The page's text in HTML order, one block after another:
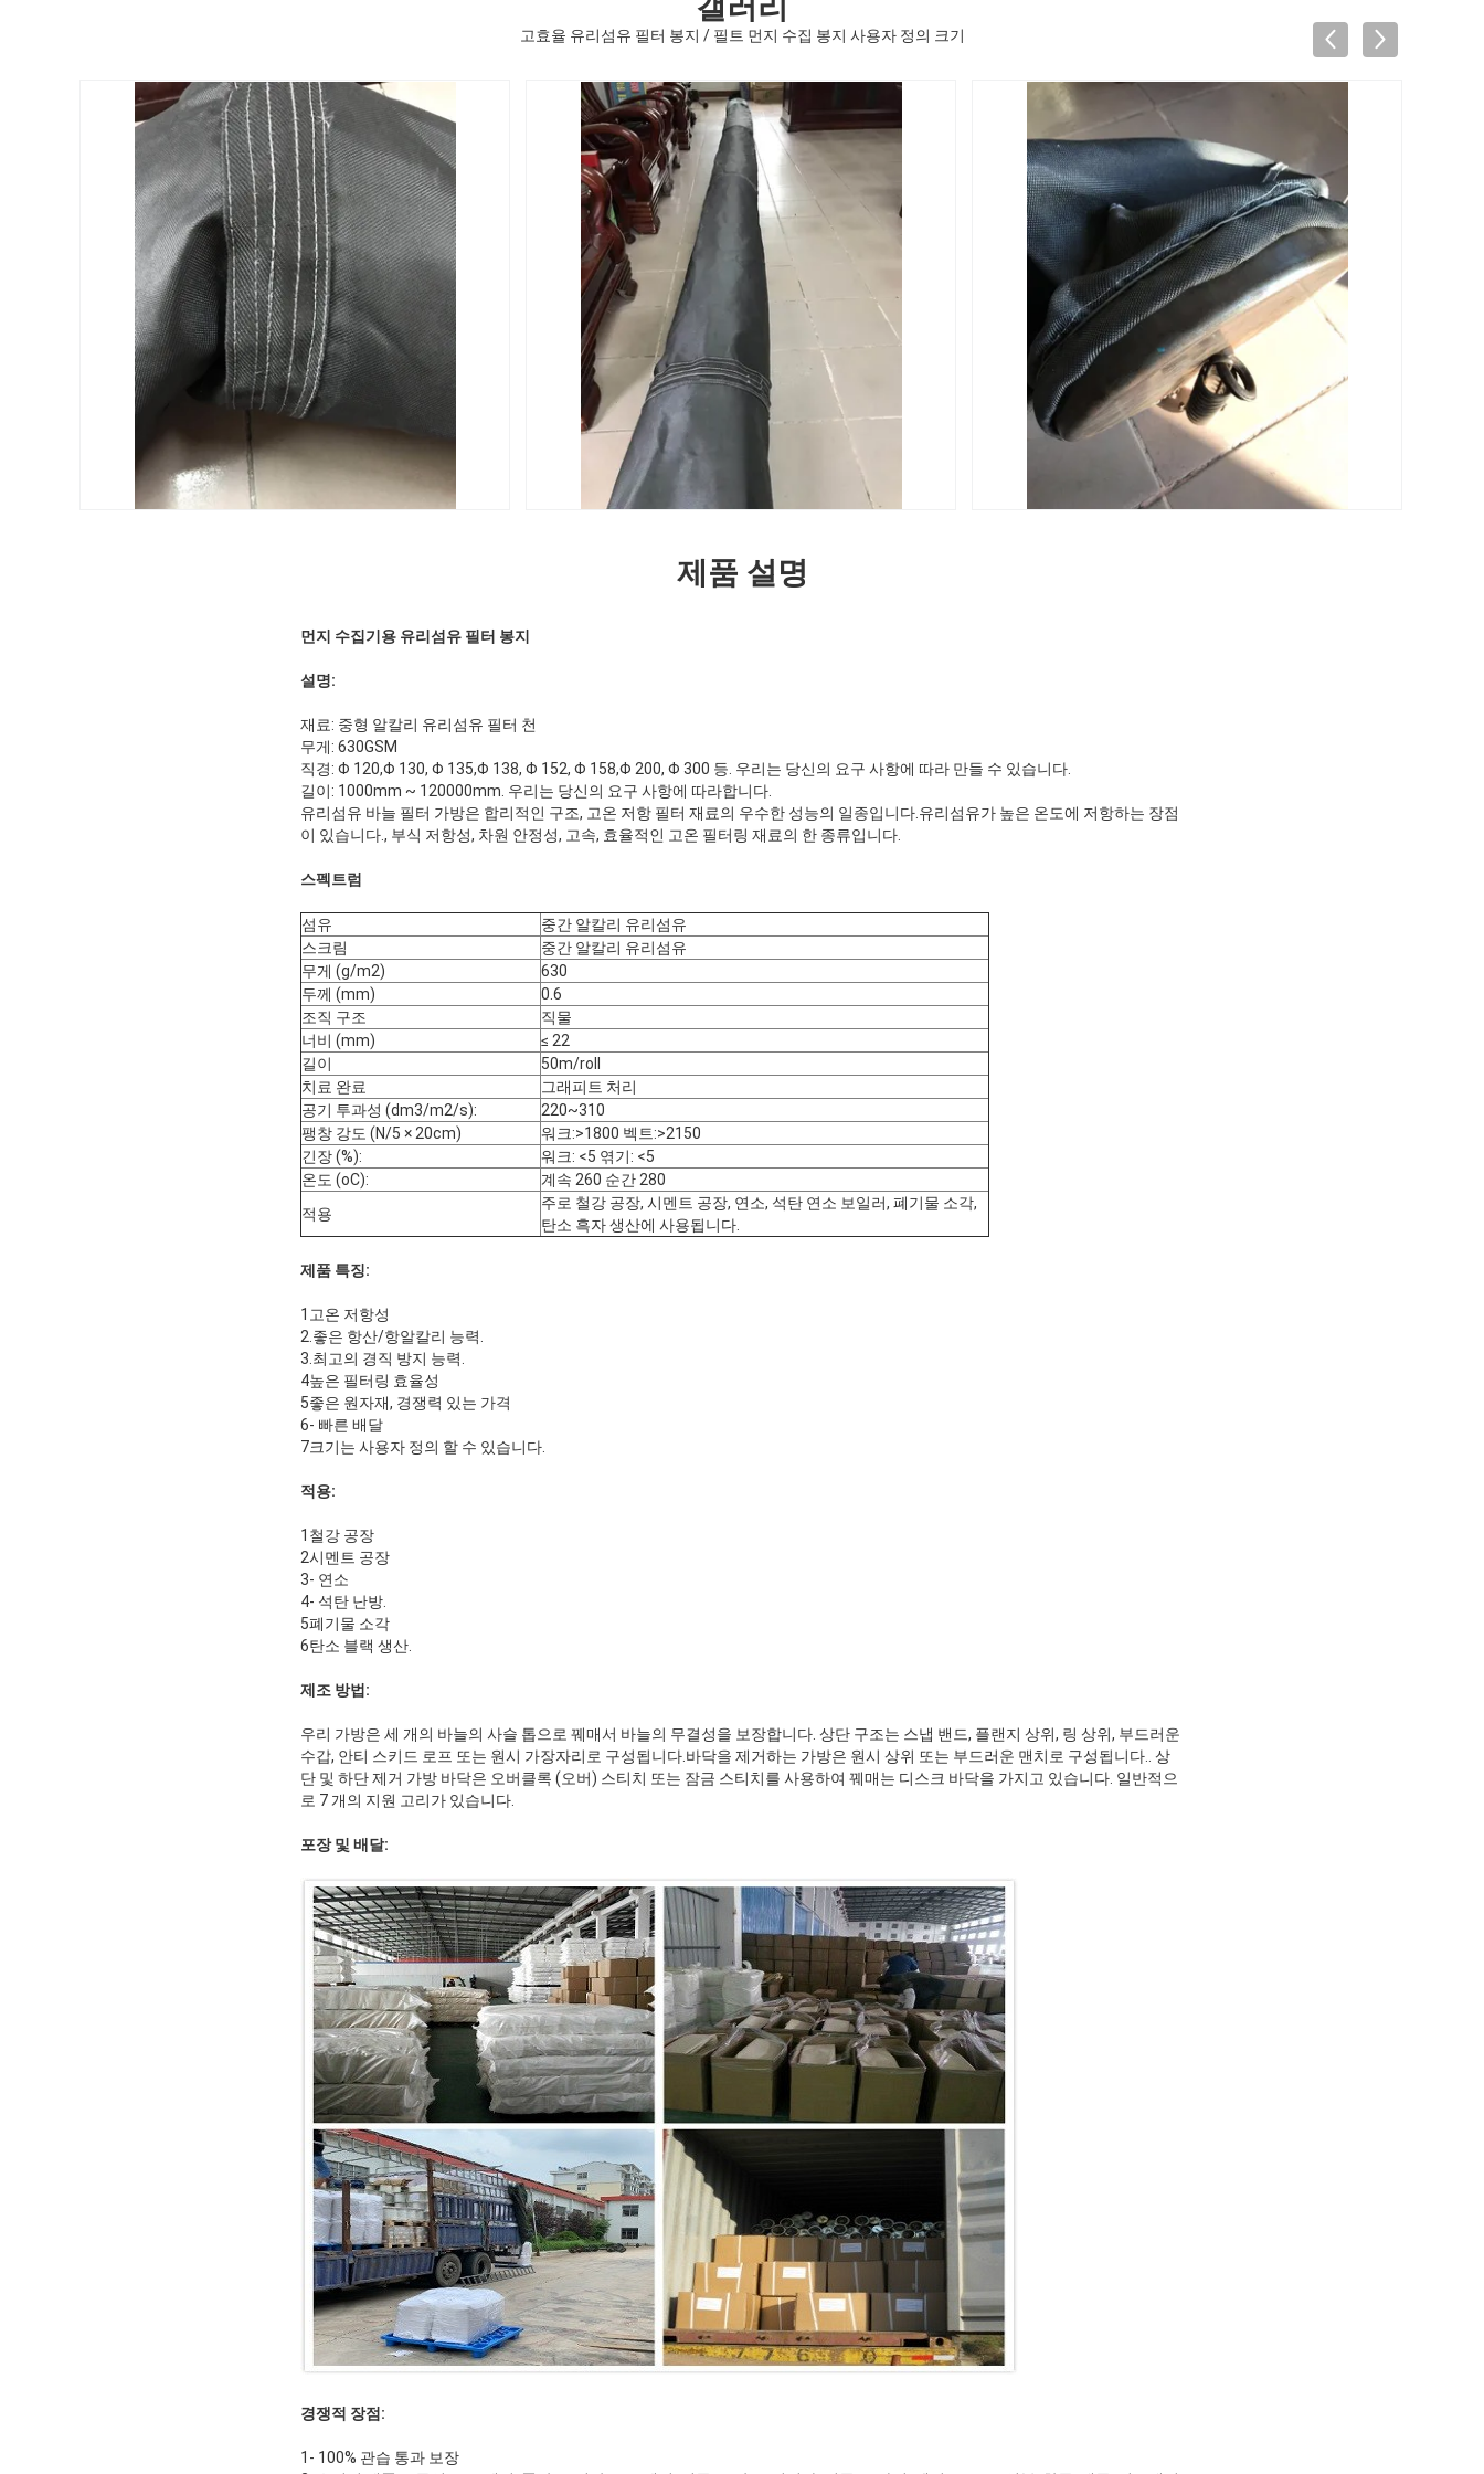
고효율 유리섬유 필터 봉지 / 필트 먼지 수집 봉지 사용자 정의 크기
제품 설명
먼지 수집기용 유리섬유 필터 봉지
설명:
재료: 중형 알칼리 유리섬유 필터 천
무게: 630GSM
직경: Φ 120,Φ 130, Φ 135,Φ 138, Φ 152, Φ 158,Φ 200, Φ 300 등. 우리는 당신의 요구 사항에 따라 만들 수 있습니다.
길이: 1000mm ~ 120000mm. 우리는 당신의 요구 사항에 따라합니다.
유리섬유 바늘 필터 가방은 합리적인 구조, 고온 저항 필터 재료의 우수한 성능의 일종입니다.유리섬유가 높은 온도에 저항하는 장점
이 있습니다., 부식 저항성, 차원 안정성, 고속, 효율적인 고온 필터링 재료의 한 종류입니다.
스펙트럼
섬유
중간 알칼리 유리섬유
스크림
중간 알칼리 유리섬유
무게 (g/m2)
630
두께 (mm)
0.6
조직 구조
직물
너비 (mm)
≤ 22
길이
50m/roll
치료 완료
그래피트 처리
공기 투과성 (dm3/m2/s):
220~310
팽창 강도 (N/5 × 20cm)
워크:>1800 벡트:>2150
긴장 (%):
워크: <5 엮기: <5
온도 (oC):
계속 260 순간 280
적용
주로 철강 공장, 시멘트 공장, 연소, 석탄 연소 보일러, 폐기물 소각,
탄소 흑자 생산에 사용됩니다.
제품 특징:
1고온 저항성
2.좋은 항산/항알칼리 능력.
3.최고의 경직 방지 능력.
4높은 필터링 효율성
5좋은 원자재, 경쟁력 있는 가격
6- 빠른 배달
7크기는 사용자 정의 할 수 있습니다.
적용:
1철강 공장
2시멘트 공장
3- 연소
4- 석탄 난방.
5폐기물 소각
6탄소 블랙 생산.
제조 방법:
우리 가방은 세 개의 바늘의 사슬 톱으로 꿰매서 바늘의 무결성을 보장합니다. 상단 구조는 스냅 밴드, 플랜지 상위, 링 상위, 부드러운
수갑, 안티 스키드 로프 또는 원시 가장자리로 구성됩니다.바닥을 제거하는 가방은 원시 상위 또는 부드러운 맨치로 구성됩니다.. 상
단 및 하단 제거 가방 바닥은 오버클록 (오버) 스티치 또는 잠금 스티치를 사용하여 꿰매는 디스크 바닥을 가지고 있습니다. 일반적으
로 7 개의 지원 고리가 있습니다.
포장 및 배달:
경쟁적 장점:
1- 100% 관습 통과 보장